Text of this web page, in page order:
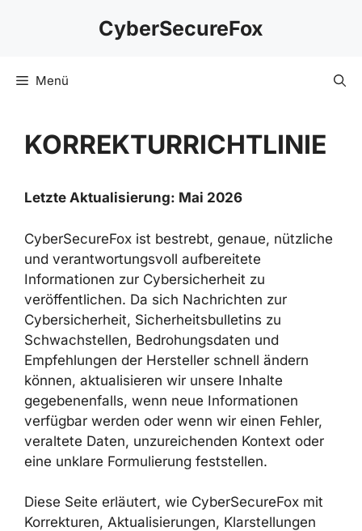
CyberSecureFox
Menü
KORREKTURRICHTLINIE
Letzte Aktualisierung: Mai 2026
CyberSecureFox ist bestrebt, genaue, nützliche
und verantwortungsvoll aufbereitete
Informationen zur Cybersicherheit zu
veröffentlichen. Da sich Nachrichten zur
Cybersicherheit, Sicherheitsbulletins zu
Schwachstellen, Bedrohungsdaten und
Empfehlungen der Hersteller schnell ändern
können, aktualisieren wir unsere Inhalte
gegebenenfalls, wenn neue Informationen
verfügbar werden oder wenn wir einen Fehler,
veraltete Daten, unzureichenden Kontext oder
eine unklare Formulierung feststellen.
Diese Seite erläutert, wie CyberSecureFox mit
Korrekturen, Aktualisierungen, Klarstellungen